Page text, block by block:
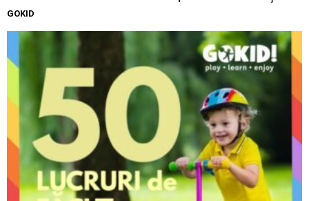
GOKID